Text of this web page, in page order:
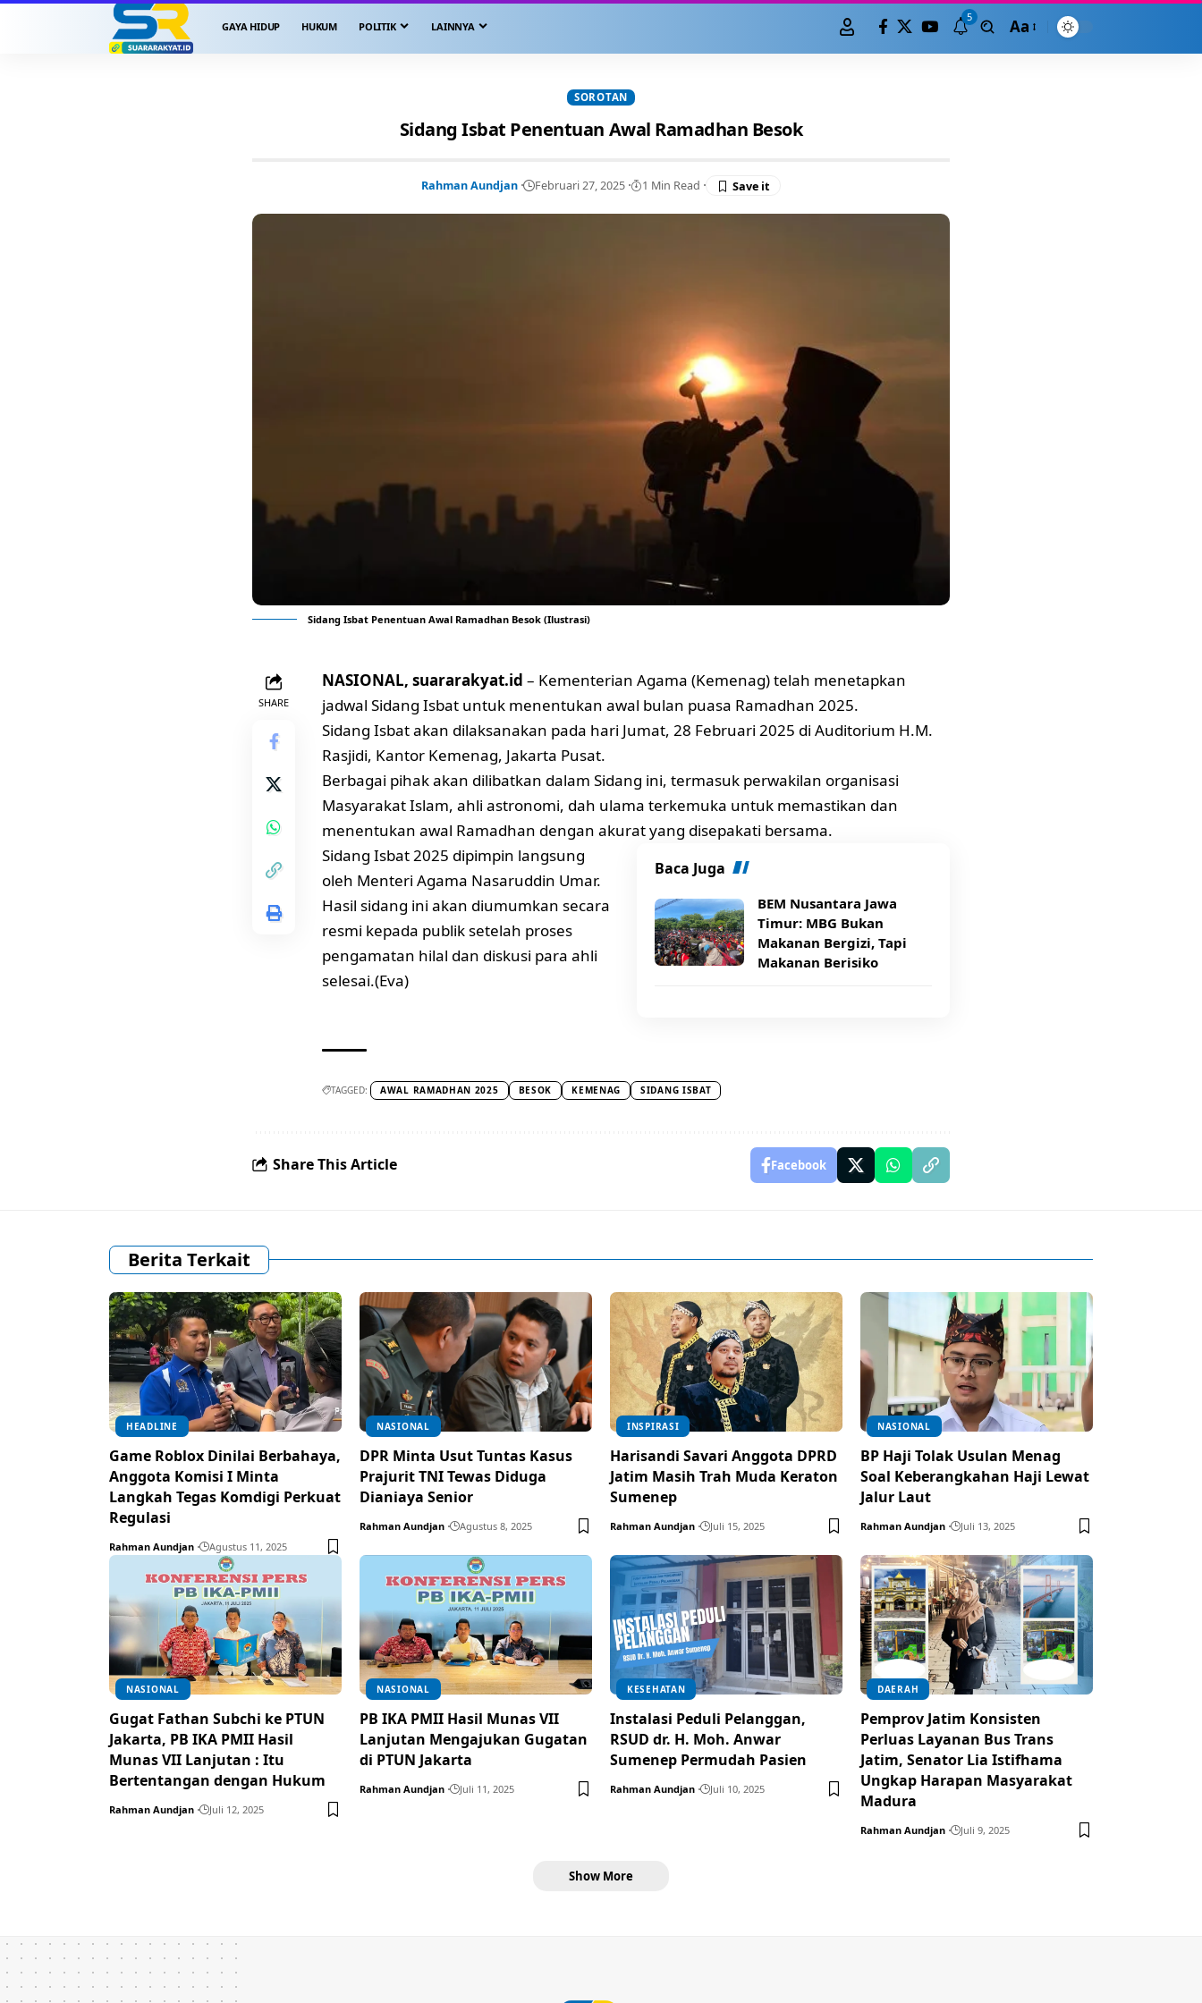
GAYA HIDUP HUKUM POLITIK LAINNYA
5 Aa
SOROTAN
Sidang Isbat Penentuan Awal Ramadhan Besok
Rahman Aundjan Februari 27, 2025 1 Min Read
Sidang Isbat Penentuan Awal Ramadhan Besok (Ilustrasi)
SHARE
NASIONAL, suararakyat.id – Kementerian Agama (Kemenag) telah menetapkan
jadwal Sidang Isbat untuk menentukan awal bulan puasa Ramadhan 2025.
Sidang Isbat akan dilaksanakan pada hari Jumat, 28 Februari 2025 di Auditorium H.M.
Rasjidi, Kantor Kemenag, Jakarta Pusat.
Berbagai pihak akan dilibatkan dalam Sidang ini, termasuk perwakilan organisasi
Masyarakat Islam, ahli astronomi, dah ulama terkemuka untuk memastikan dan
menentukan awal Ramadhan dengan akurat yang disepakati bersama.
Baca Juga
BEM Nusantara Jawa
Timur: MBG Bukan
Makanan Bergizi, Tapi
Makanan Berisiko
Sidang Isbat 2025 dipimpin langsung
oleh Menteri Agama Nasaruddin Umar.
Hasil sidang ini akan diumumkan secara
resmi kepada publik setelah proses
pengamatan hilal dan diskusi para ahli
selesai.(Eva)
TAGGED: AWAL RAMADHAN 2025 BESOK KEMENAG SIDANG ISBAT
Share This Article Facebook
Berita Terkait
HEADLINE
Game Roblox Dinilai Berbahaya,
Anggota Komisi I Minta
Langkah Tegas Komdigi Perkuat
Regulasi
Rahman Aundjan Agustus 11, 2025
NASIONAL
DPR Minta Usut Tuntas Kasus
Prajurit TNI Tewas Diduga
Dianiaya Senior
Rahman Aundjan Agustus 8, 2025
INSPIRASI
Harisandi Savari Anggota DPRD
Jatim Masih Trah Muda Keraton
Sumenep
Rahman Aundjan Juli 15, 2025
NASIONAL
BP Haji Tolak Usulan Menag
Soal Keberangkahan Haji Lewat
Jalur Laut
Rahman Aundjan Juli 13, 2025
NASIONAL
Gugat Fathan Subchi ke PTUN
Jakarta, PB IKA PMII Hasil
Munas VII Lanjutan : Itu
Bertentangan dengan Hukum
Rahman Aundjan Juli 12, 2025
NASIONAL
PB IKA PMII Hasil Munas VII
Lanjutan Mengajukan Gugatan
di PTUN Jakarta
Rahman Aundjan Juli 11, 2025
KESEHATAN
Instalasi Peduli Pelanggan,
RSUD dr. H. Moh. Anwar
Sumenep Permudah Pasien
Rahman Aundjan Juli 10, 2025
DAERAH
Pemprov Jatim Konsisten
Perluas Layanan Bus Trans
Jatim, Senator Lia Istifhama
Ungkap Harapan Masyarakat
Madura
Rahman Aundjan Juli 9, 2025
Show More